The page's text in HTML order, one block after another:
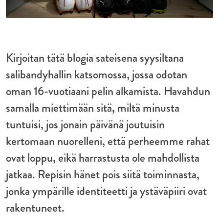
Kirjoitan tätä blogia sateisena syysiltana
salibandyhallin katsomossa, jossa odotan
oman 16-vuotiaani pelin alkamista. Havahdun
samalla miettimään sitä, miltä minusta
tuntuisi, jos jonain päivänä joutuisin
kertomaan nuorelleni, että perheemme rahat
ovat loppu, eikä harrastusta ole mahdollista
jatkaa. Repisin hänet pois siitä toiminnasta,
jonka ympärille identiteetti ja ystäväpiiri ovat
rakentuneet.